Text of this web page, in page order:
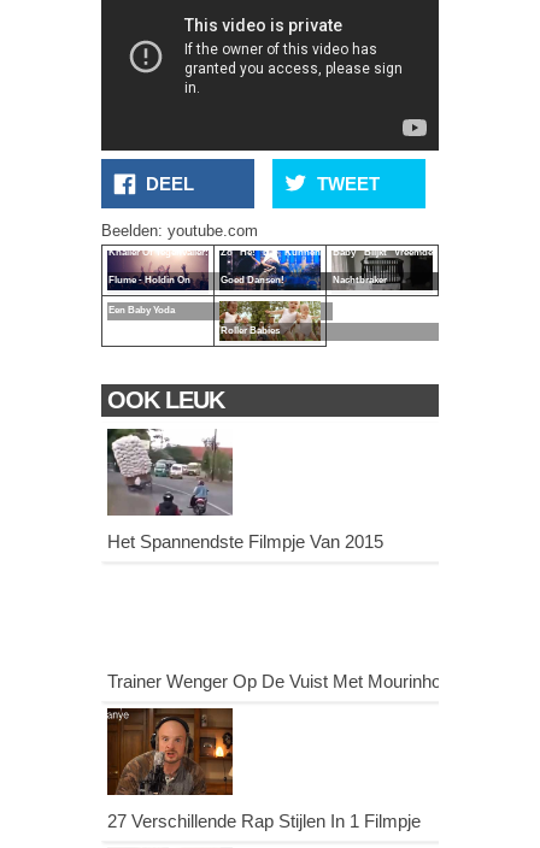
DEEL TWEET
Beelden: youtube.com
Knaller Of Tegenvaller:
Flume - Holdin On
Zo He! Die Kunnen
Goed Dansen!
Baby Blijkt Vreemde
Nachtbraker
Een Baby Yoda
Roller Babies
OOK LEUK
Het Spannendste Filmpje Van 2015
Trainer Wenger Op De Vuist Met Mourinho
27 Verschillende Rap Stijlen In 1 Filmpje